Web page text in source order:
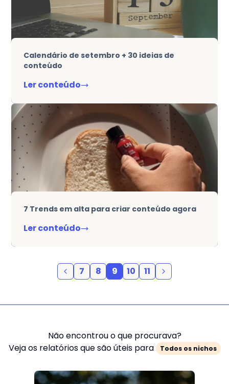
Calendário de setembro + 30 ideias de
conteúdo
Ler conteúdo
7 Trends em alta para criar conteúdo agora
Ler conteúdo
7 8 9 10 11
Não encontrou o que procurava?
Veja os relatórios que são úteis para
Todos os nichos